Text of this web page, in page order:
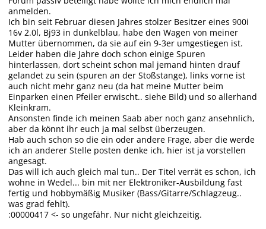
anmelden.
Ich bin seit Februar diesen Jahres stolzer Besitzer eines 900i
16v 2.0l, Bj93 in dunkelblau, habe den Wagen von meiner
Mutter übernommen, da sie auf ein 9-3er umgestiegen ist.
Leider haben die Jahre doch schon einige Spuren
hinterlassen, dort scheint schon mal jemand hinten drauf
gelandet zu sein (spuren an der Stoßstange), links vorne ist
auch nicht mehr ganz neu (da hat meine Mutter beim
Einparken einen Pfeiler erwischt.. siehe Bild) und so allerhand
Kleinkram.
Ansonsten finde ich meinen Saab aber noch ganz ansehnlich,
aber da könnt ihr euch ja mal selbst überzeugen.
Hab auch schon so die ein oder andere Frage, aber die werde
ich an anderer Stelle posten denke ich, hier ist ja vorstellen
angesagt.
Das will ich auch gleich mal tun.. Der Titel verrät es schon, ich
wohne in Wedel... bin mit ner Elektroniker-Ausbildung fast
fertig und hobbymäßig Musiker (Bass/Gitarre/Schlagzeug..
was grad fehlt).
:00000417 <- so ungefähr. Nur nicht gleichzeitig.